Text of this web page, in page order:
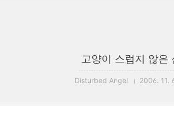
고양이 스럽지 않은
Disturbed Angel 2006. 11.